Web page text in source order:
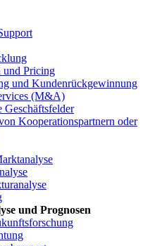
und Pricing
und Kundenrückgewinnung
(M&A)
Geschäftsfelder
Kooperationspartnern oder
und Prognosen